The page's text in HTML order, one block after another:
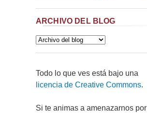
ARCHIVO DEL BLOG
Todo lo que ves está bajo una
licencia de Creative Commons.
Si te animas a amenazarnos por